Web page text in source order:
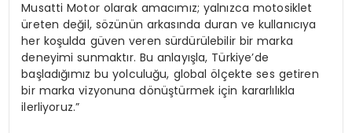
Musatti Motor olarak amacımız; yalnızca motosiklet
üreten değil, sözünün arkasında duran ve kullanıcıya
her koşulda güven veren sürdürülebilir bir marka
deneyimi sunmaktır. Bu anlayışla, Türkiye’de
başladığımız bu yolculuğu, global ölçekte ses getiren
bir marka vizyonuna dönüştürmek için kararlılıkla
ilerliyoruz.”